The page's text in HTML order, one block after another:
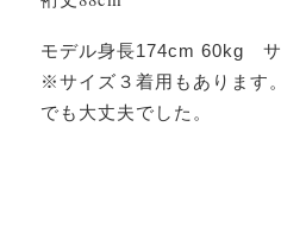
モデル身長174cm 60kg
※サイズ３着用もあります
でも大丈夫でした。